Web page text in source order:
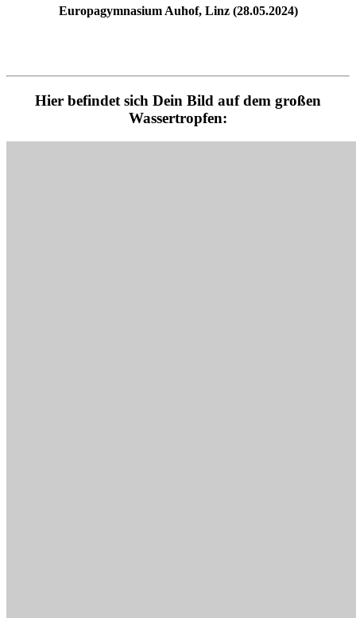
Europagymnasium Auhof, Linz (28.05.2024)
Hier befindet sich Dein Bild auf dem großen
Wassertropfen: